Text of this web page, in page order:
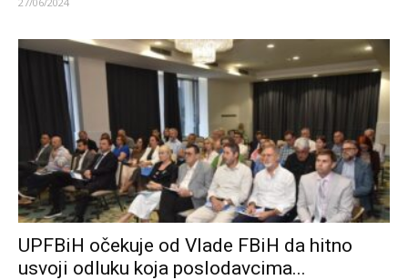
UPFBiH očekuje od Vlade FBiH da hitno
usvoji odluku koja poslodavcima...